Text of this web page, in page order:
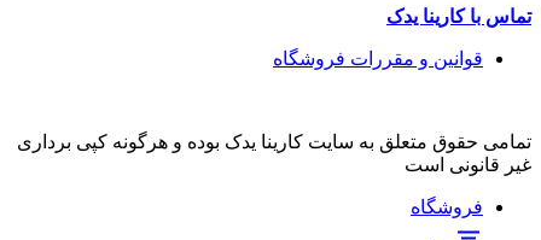
تماس با کارینا یدک
قوانین و مقررات فروشگاه
تمامی حقوق متعلق به سایت کارینا یدک بوده و هرگونه کپی برداری
غیر قانونی است
فروشگاه